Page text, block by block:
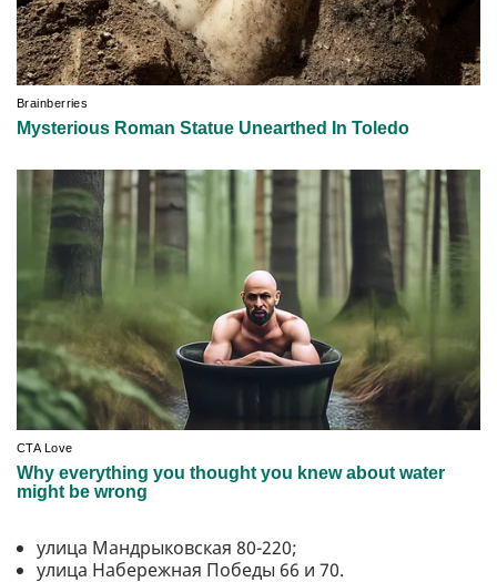
улица Мандрыковская 80-220;
улица Набережная Победы 66 и 70.